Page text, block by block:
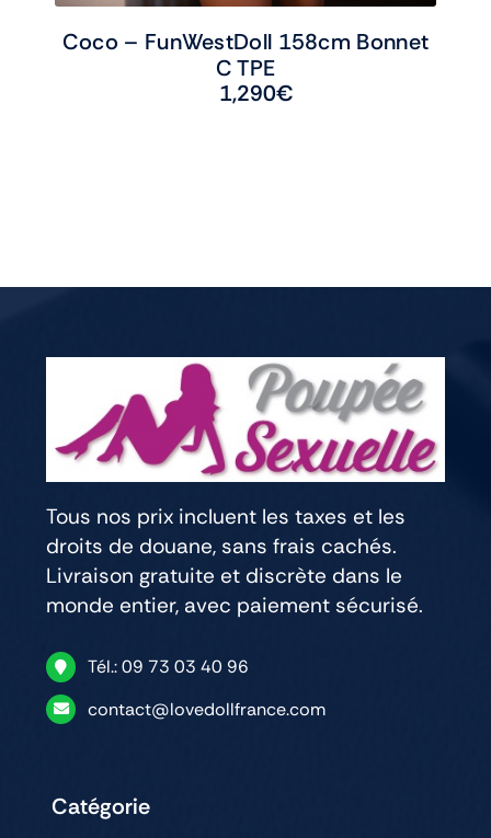
Coco – FunWestDoll 158cm Bonnet
C TPE
1,290€
Tous nos prix incluent les taxes et les
droits de douane, sans frais cachés.
Livraison gratuite et discrète dans le
monde entier, avec paiement sécurisé.
Tél.: 09 73 03 40 96
contact@lovedollfrance.com
Catégorie